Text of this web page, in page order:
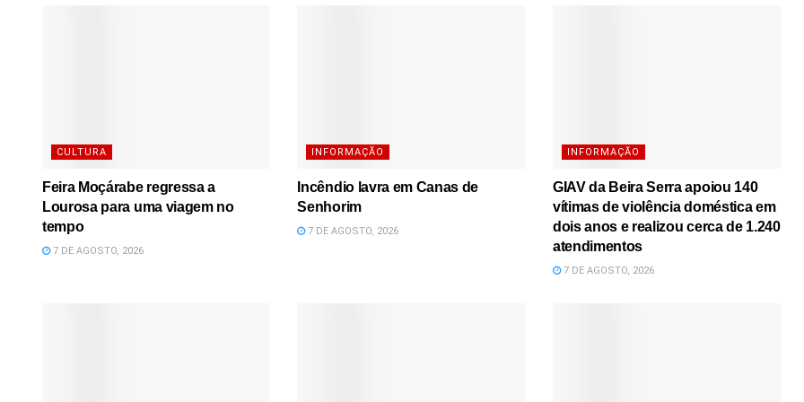
CULTURA
Feira Moçárabe regressa a
Lourosa para uma viagem no
tempo
7 DE AGOSTO, 2026
INFORMAÇÃO
Incêndio lavra em Canas de
Senhorim
7 DE AGOSTO, 2026
INFORMAÇÃO
GIAV da Beira Serra apoiou 140
vítimas de violência doméstica em
dois anos e realizou cerca de 1.240
atendimentos
7 DE AGOSTO, 2026